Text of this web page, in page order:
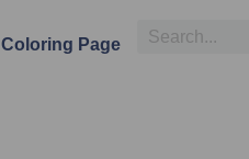
Coloring Page